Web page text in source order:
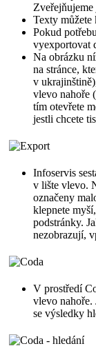
Texty
Pokud
vyexportovat
Na obrázku
na stránce,
v
vlevo nahoře
tím otevřete
jestli chcete
Infoservis
v lište vlevo.
označeny
klepnete
podstránky.
nezobrazují,
V prostředí
vlevo nahoře.
se výsledky